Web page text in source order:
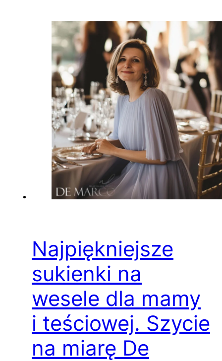
Najpiękniejsze
sukienki na
wesele dla mamy
i teściowej. Szycie
na miarę De